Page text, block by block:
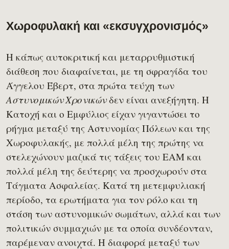
Χωροφυλακή και «εκσυγχρονισμός»
Η κάπως αυτοκριτική και μεταρρυθμιστική
διάθεση που διαφαίνεται, με τη σφραγίδα του
Άγγελου Έβερτ, στα πρώτα τεύχη των
Αστυνομικών Χρονικώνδεν είναι ανεξήγητη. Η
Κατοχή και ο Εμφύλιος είχαν γιγαντώσει το
ρήγμα μεταξύ της Αστυνομίας Πόλεων και της
Χωροφυλακής, με πολλά μέλη της πρώτης να
στελεχώνουν μαζικά τις τάξεις του ΕΑΜ και
πολλά μέλη της δεύτερης να προσχωρούν στα
Τάγματα Ασφαλείας. Κατά τη μετεμφυλιακή
περίοδο, τα ερωτήματα για τον ρόλο και τη
στάση των αστυνομικών σωμάτων, αλλά και των
πολιτικών συμμαχιών με τα οποία συνδέονταν,
παρέμεναν ανοιχτά. Η διαφορά μεταξύ των